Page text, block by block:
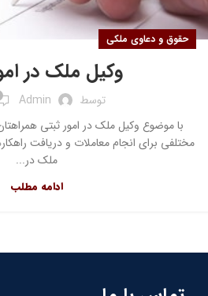
حقوق و دعاوی ملکی
وکیل ملک در
توسط Admin
با موضوع وکیل ملک در امور ثبتی
مختلفی برای انجام معاملات و دریافت
ملک در...
ادامه مطلب